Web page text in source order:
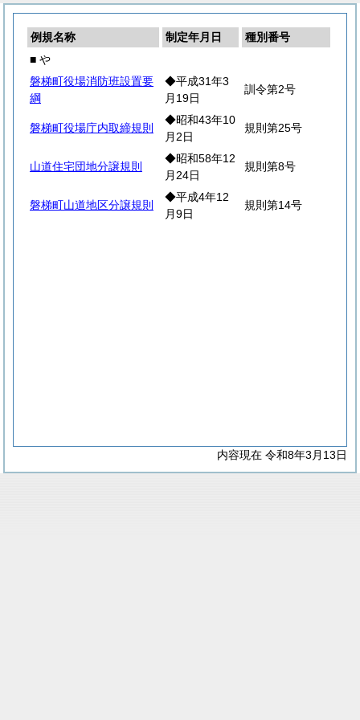
例規名称 制定年月日
種別番号
■ や
磐梯町役場消防班設置要
綱
◆平成31年3
月19日
訓令第2号
磐梯町役場庁内取締規則
◆昭和43年10
月2日
規則第25号
山道住宅団地分譲規則
◆昭和58年12
月24日
規則第8号
磐梯町山道地区分譲規則
◆平成4年12
月9日
規則第14号
内容現在 令和8年3月13日